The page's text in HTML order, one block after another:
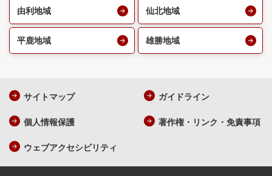
由利地域 仙北地域
平鹿地域 雄勝地域
サイトマップ ガイドライン
個人情報保護 著作権・リンク・免責事項
ウェブアクセシビリティ